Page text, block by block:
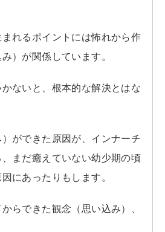
れるポイントには怖れから作
）が関係しています。
ないと、根本的な解決とはな
ができた原因が、インナーチ
まだ癒えていない幼少期の頃
にあったりもします。
らできた観念（思い込み）、